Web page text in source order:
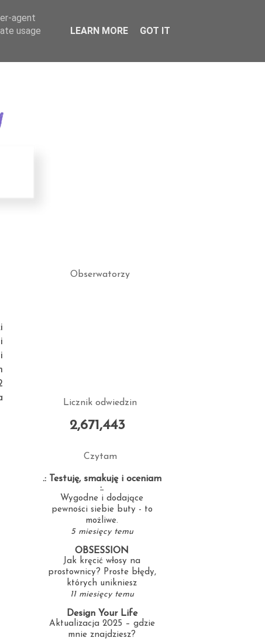
Obserwatorzy
Licznik odwiedzin
2,671,443
Czytam
.: Testuję, smakuję i oceniam
:.
Wygodne i dodające
pewności siebie buty - to
możliwe.
5 miesięcy temu
OBSESSION
Jak kręcić włosy na
prostownicy? Proste błędy,
których unikniesz
11 miesięcy temu
Design Your Life
Aktualizacja 2025 – gdzie
mnie znajdziesz?
agent
usage
LEARN MORE GOT IT